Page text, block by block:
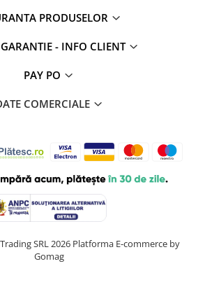
PRODUSELOR
- INFO CLIENT
PAY PO
COMERCIALE
SRL 2026 Platforma E-commerce by
Gomag